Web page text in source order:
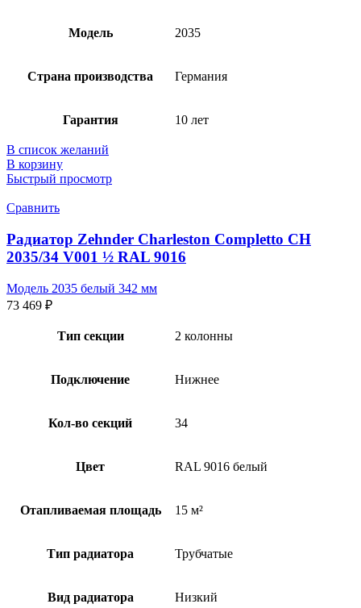
Модель 2035
Страна производства Германия
Гарантия 10 лет
В список желаний
В корзину
Быстрый просмотр
Сравнить
Радиатор Zehnder Charleston Completto CH
2035/34 V001 ½ RAL 9016
Модель 2035 белый 342 мм
73 469 ₽
Тип секции 2 колонны
Подключение Нижнее
Кол-во секций 34
Цвет RAL 9016 белый
Отапливаемая площадь 15 м²
Тип радиатора Трубчатые
Вид радиатора Низкий